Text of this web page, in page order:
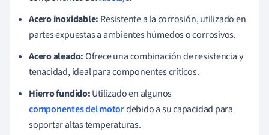
Acero inoxidable: Resistente a la corrosión, utilizado en
partes expuestas a ambientes húmedos o corrosivos.
Acero aleado:Ofrece una combinación de resistencia y
tenacidad, ideal para componentes críticos.
Hierro fundido:Utilizado en algunos
componentes del motordebido a su capacidad para
soportar altas temperaturas.